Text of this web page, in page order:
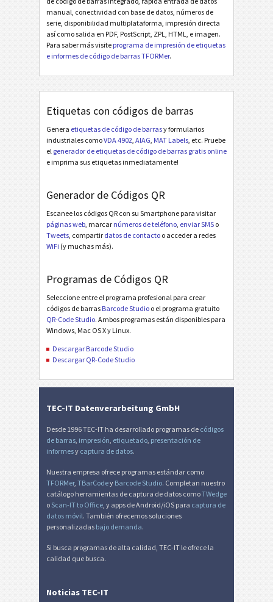
manual, conectividad con base de datos, números de
serie, disponibilidad multiplataforma, impresión directa
así como salida en PDF, PostScript, ZPL, HTML, e imagen.
Para saber más visite programa de impresión de etiquetas
e informes de código de barras TFORMer.
Etiquetas con códigos de barras
Genera etiquetas de código de barrasy formularios
industriales comoVDA 4902, AIAG, MAT Labels, etc. Pruebe
el generador de etiquetas de código de barras gratis online
e imprima sus etiquetas inmediatamente!
Generador de Códigos QR
Escanee los códigos QR con su Smartphone para visitar
páginas web, marcar números de teléfono, enviar SMS o
Tweets, compartir datos de contacto o acceder a redes
WiFi (y muchas más).
Programas de Códigos QR
Seleccione entre el programa profesional para crear
códigos de barras Barcode Studio o el programa gratuito
QR-Code Studio. Ambos programas están disponibles para
Windows, Mac OS X y Linux.
Descargar Barcode Studio
Descargar QR-Code Studio
TEC-IT Datenverarbeitung GmbH
Desde 1996 TEC-IT ha desarrollado programas de códigos
de barras, impresión, etiquetado, presentación de
informesy captura de datos.
Nuestra empresa ofrece programas estándar como
TFORMer, TBarCodey Barcode Studio. Completan nuestro
catálogo herramientas de captura de datos comoTWedge
o Scan-IT to Office, y apps de Android/iOS para captura de
datos móvil. También ofrecemos soluciones
personalizadas bajo demanda.
Si busca programas de alta calidad, TEC-IT le ofrece la
calidad que busca.
Noticias TEC-IT